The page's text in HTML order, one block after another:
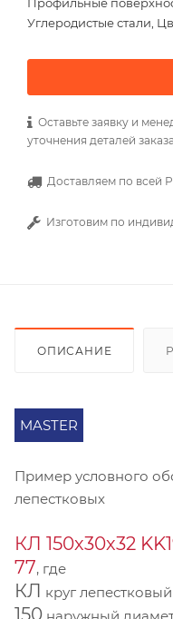
Углеродистые стали,
Оставьте заявку и
уточнения деталей
Доставляем по всей
Изготовим по
ОПИСАНИЕ
MASTER
Пример условного
лепестковых
КЛ 150х30х32
77, где
КЛ круг
150